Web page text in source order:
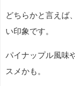
どちらかと言えば
い印象です。
パイナップル風味
スメかも。